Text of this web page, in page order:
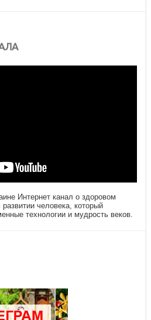
Интернет канал о здоровом
человека, который
технологии и мудрость веков.